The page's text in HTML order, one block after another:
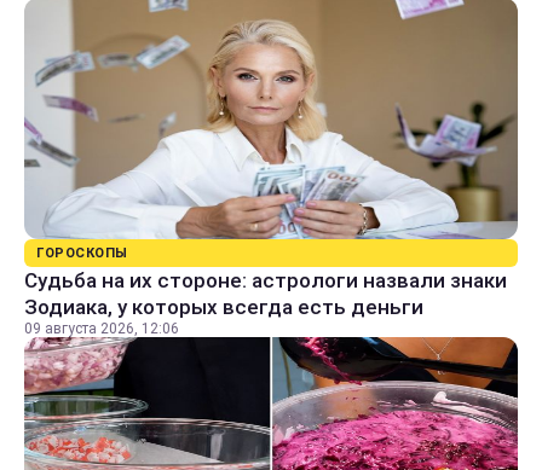
ГОРОСКОПЫ
Судьба на их стороне: астрологи назвали знаки
Зодиака, у которых всегда есть деньги
09 августа 2026, 12:06